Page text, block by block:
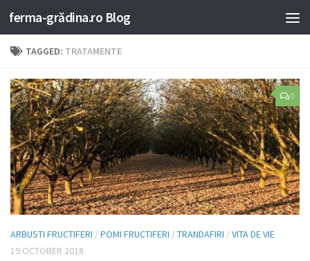
ferma-grădina.ro Blog
TAGGED: TRATAMENTE
0
ARBUSTI FRUCTIFERI /POMI FRUCTIFERI /TRANDAFIRI /VITA DE VIE
19 OCTOBER 2018